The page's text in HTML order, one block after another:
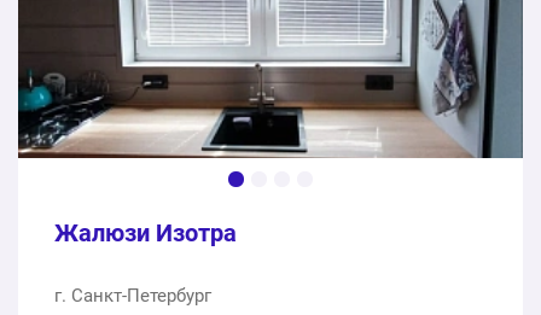
Жалюзи Изотра
г. Санкт-Петербург